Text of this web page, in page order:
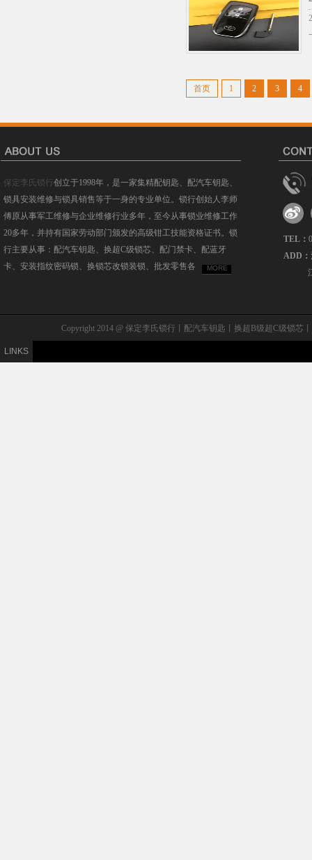
首页 1 2 3 4
保定李氏锁行创立于1998年，是一家集精配钥匙、配汽车钥匙、
锁具安装维修与锁具销售等于一身的专业单位。锁行创始人李师
傅原从事军工维修与企业维修行业多年，至今从事锁业维修工作
20多年，并持有国家劳动部门颁发的高级钳工技能资格证书。锁
行主要从事：配汽车钥匙、换超C级锁芯、配门禁卡、配蓝牙
卡、安装指纹密码锁、换锁芯改锁装锁、批发零售各
MORE
TEL：
ADD：
Copyright 2014 @ 保定李氏锁行丨配汽车钥匙丨换超B级超C级锁
LINKS